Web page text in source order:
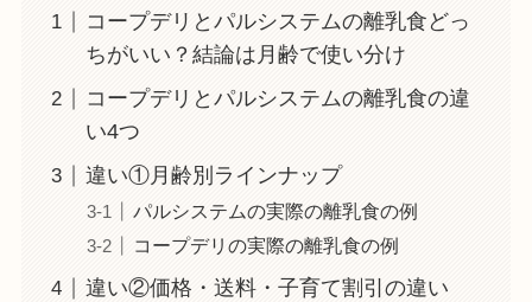
コープデリとパルシステムの離乳食どっ
ちがいい？結論は月齢で使い分け
コープデリとパルシステムの離乳食の違
い4つ
違い①月齢別ラインナップ
パルシステムの実際の離乳食の例
コープデリの実際の離乳食の例
違い②価格・送料・子育て割引の違い